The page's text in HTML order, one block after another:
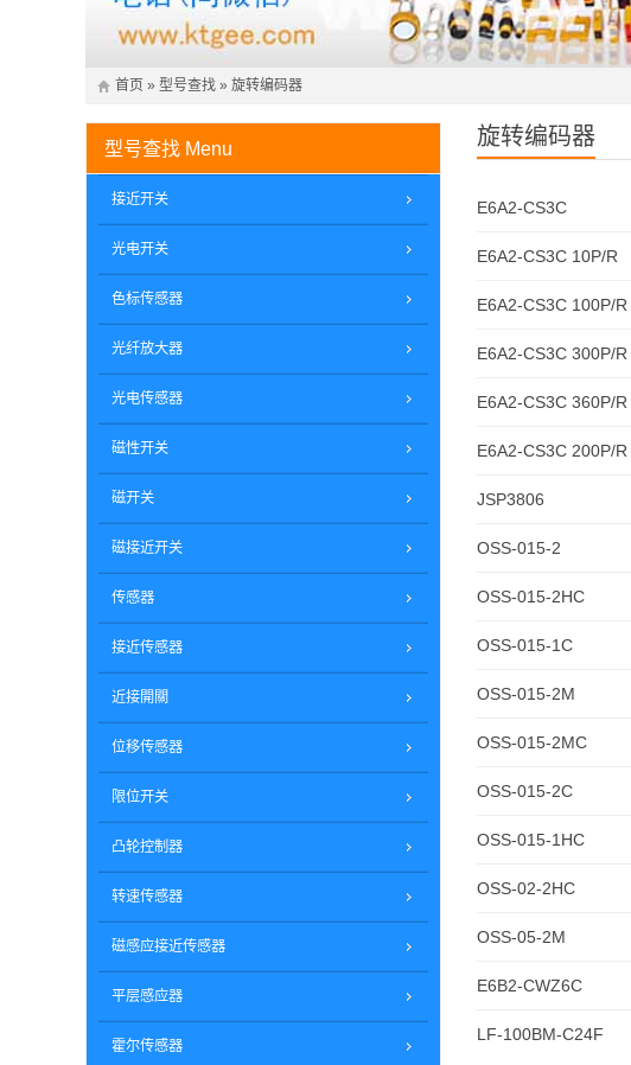
首页 » 型号查找 » 旋转编码器
旋转编码器
E6A2-CS3C
E6A2-CS3C 10P/R
E6A2-CS3C 100P/R
E6A2-CS3C 300P/R
E6A2-CS3C 360P/R
E6A2-CS3C 200P/R
JSP3806
OSS-015-2
OSS-015-2HC
OSS-015-1C
OSS-015-2M
OSS-015-2MC
OSS-015-2C
OSS-015-1HC
OSS-02-2HC
OSS-05-2M
E6B2-CWZ6C
LF-100BM-C24F
型号查找 Menu
接近开关
光电开关
色标传感器
光纤放大器
光电传感器
磁性开关
磁开关
磁接近开关
传感器
接近传感器
近接開關
位移传感器
限位开关
凸轮控制器
转速传感器
磁感应接近传感器
平层感应器
霍尔传感器